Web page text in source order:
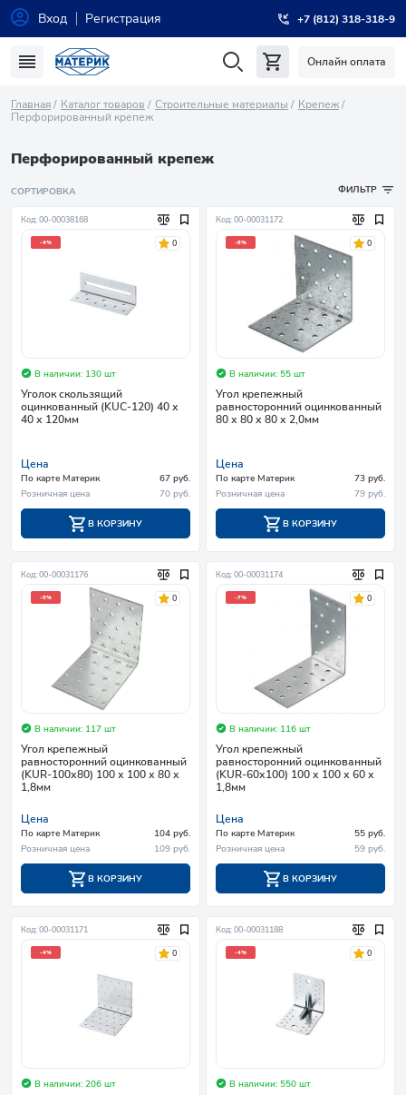
Вход Регистрация +7 (812) 318-318-9
Онлайн оплата
Главная Каталог товаров Строительные материалы
Крепеж
Перфорированный крепеж
Перфорированный крепеж
СОРТИРОВКА ФИЛЬТР
Код: 00-00038168
-4% 0
В наличии: 130 шт
Уголок скользящий
оцинкованный (KUC-120) 40 х
40 х 120мм
Цена
По карте Материк
67 руб.
Розничная цена
70 руб.
В КОРЗИНУ
Код: 00-00031172
-8% 0
В наличии: 55 шт
Угол крепежный
равносторонний оцинкованный
80 х 80 х 80 х 2,0мм
Цена
По карте Материк
73 руб.
Розничная цена
79 руб.
В КОРЗИНУ
Код: 00-00031176
-5% 0
В наличии: 117 шт
Угол крепежный
равносторонний оцинкованный
(KUR-100х80) 100 х 100 х 80 х
1,8мм
Цена
По карте Материк
104 руб.
Розничная цена
109 руб.
В КОРЗИНУ
Код: 00-00031174
-7% 0
В наличии: 116 шт
Угол крепежный
равносторонний оцинкованный
(KUR-60х100) 100 х 100 х 60 х
1,8мм
Цена
По карте Материк
55 руб.
Розничная цена
59 руб.
В КОРЗИНУ
Код: 00-00031171
-4% 0
В наличии: 206 шт
Код: 00-00031188
-4% 0
В наличии: 550 шт